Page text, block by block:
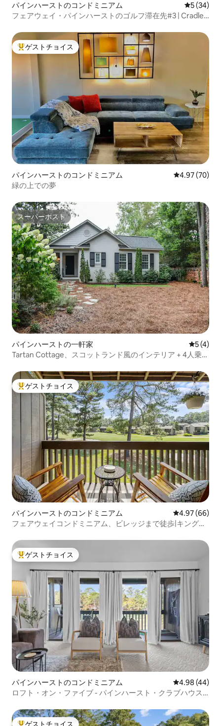
パインハーストのコンドミニアム レビュー
5 (34)
フェアウェイ・パインハーストのゴルフ滞在先#3 | Cradle
大好評のゲストチョイスです。
ゲストチョイス
パインハーストのコンドミニアム レビュー70
4.97 (70)
緑の上での夢
スーパーホスト
スーパーホスト
パインハーストの一軒家 レビュー
5 (4)
Tartan Cottage、スコットランド風のインテリア + 4人乗り
大好評のゲストチョイスです。
ゲストチョイス
パインハーストのコンドミニアム レビュー66
4.97 (66)
フェアウェイコンドミニアム、ビレッジまで徒歩|キングサ
大好評のゲストチョイスです。
ゲストチョイス
パインハーストのコンドミニアム レビュー44
4.98 (44)
ロフト・オン・ファイブ - パインハースト・クラブハウス
ゲストチョイス